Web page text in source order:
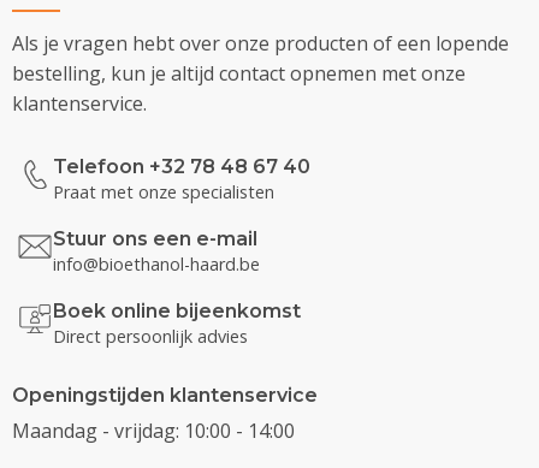
Als je vragen hebt over onze producten of een lopende
bestelling, kun je altijd contact opnemen met onze
klantenservice.
Telefoon +32 78 48 67 40
Praat met onze specialisten
Stuur ons een e-mail
info@bioethanol-haard.be
Boek online bijeenkomst
Direct persoonlijk advies
Openingstijden klantenservice
Maandag - vrijdag: 10:00 - 14:00